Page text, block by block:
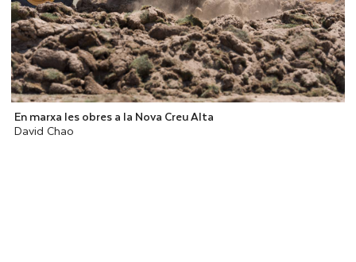
En marxa les obres a la Nova Creu Alta
David Chao